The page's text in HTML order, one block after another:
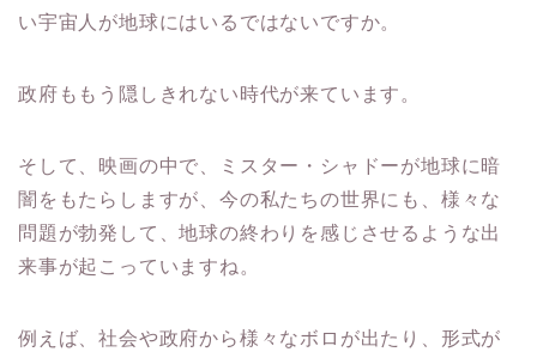
い宇宙人が地球にはいるではないですか。
政府ももう隠しきれない時代が来ています。
そして、映画の中で、ミスター・シャドーが地球に暗
闇をもたらしますが、今の私たちの世界にも、様々な
問題が勃発して、地球の終わりを感じさせるような出
来事が起こっていますね。
例えば、社会や政府から様々なボロが出たり、形式が